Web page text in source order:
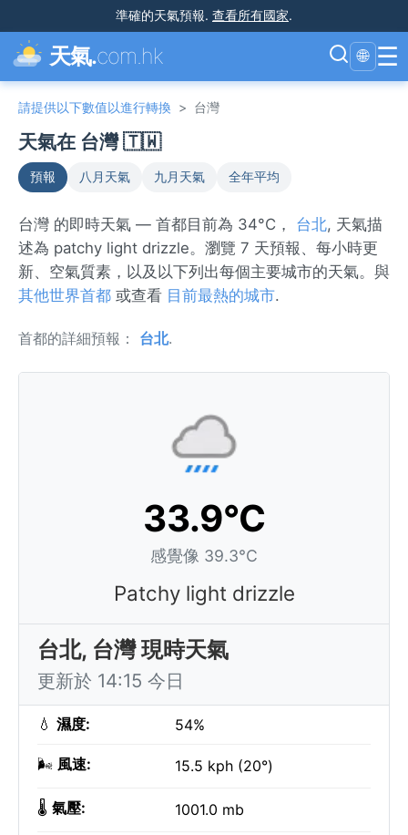
準確的天氣預報. 查看所有國家.
天氣.com.hk 🌐 ☰
請提供以下數值以進行轉換 > 台灣
天氣在 台灣 🇹🇼
預報 八月天氣 九月天氣 全年平均
台灣 的即時天氣 — 首都目前為 34°C， 台北, 天氣描
述為 patchy light drizzle。瀏覽 7 天預報、每小時更
新、空氣質素，以及以下列出每個主要城市的天氣。與
其他世界首都 或查看 目前最熱的城市.
首都的詳細預報： 台北.
33.9°C
感覺像 39.3°C
Patchy light drizzle
台北, 台灣 現時天氣
更新於 14:15 今日
💧 濕度: 54%
🌬️ 風速: 15.5 kph (20°)
🌡️ 氣壓: 1001.0 mb